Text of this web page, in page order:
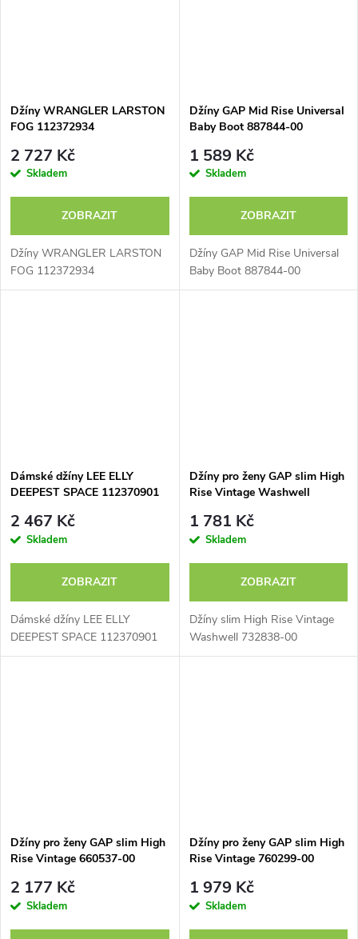
Džíny WRANGLER LARSTON
FOG 112372934
2 727 Kč
Skladem
ZOBRAZIT
Džíny WRANGLER LARSTON
FOG 112372934
Džíny GAP Mid Rise Universal
Baby Boot 887844-00
1 589 Kč
Skladem
ZOBRAZIT
Džíny GAP Mid Rise Universal
Baby Boot 887844-00
Dámské džíny LEE ELLY
DEEPEST SPACE 112370901
2 467 Kč
Skladem
ZOBRAZIT
Dámské džíny LEE ELLY
DEEPEST SPACE 112370901
Džíny pro ženy GAP slim High
Rise Vintage Washwell
1 781 Kč
Skladem
ZOBRAZIT
Džíny slim High Rise Vintage
Washwell 732838-00
Džíny pro ženy GAP slim High
Rise Vintage 660537-00
2 177 Kč
Skladem
Džíny pro ženy GAP slim High
Rise Vintage 760299-00
1 979 Kč
Skladem